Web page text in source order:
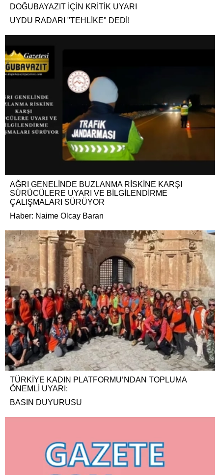
DOĞUBAYAZIT İÇİN KRİTİK UYARI
UYDU RADARI "TEHLİKE" DEDİ!
AĞRI GENELİNDE BUZLANMA RİSKİNE KARŞI
SÜRÜCÜLERE UYARI VE BİLGİLENDİRME
ÇALIŞMALARI SÜRÜYOR
Haber: Naime Olcay Baran
TÜRKİYE KADIN PLATFORMU’NDAN TOPLUMA
ÖNEMLİ UYARI:
BASIN DUYURUSU